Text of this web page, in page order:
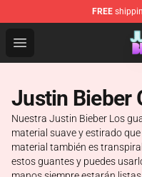
FREE
Open menu
Justin Bieber Store
Justin Bieber
Nuestra Justin Bieber Los
material suave y estirado
material también es
estos guantes y puedes